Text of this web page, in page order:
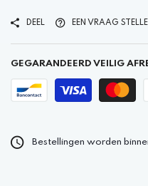
DEEL EEN VRAAG
GEGARANDEERD VEILIG
Bestellingen worden